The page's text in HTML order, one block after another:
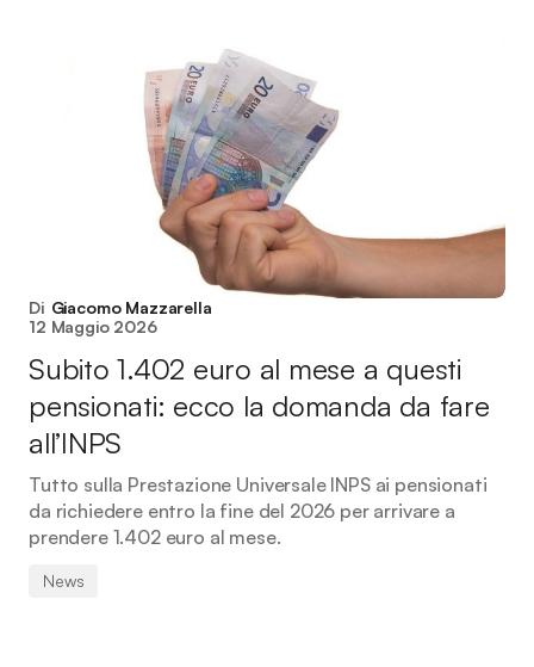
Di Giacomo Mazzarella
12 Maggio 2026
Subito 1.402 euro al mese a questi
pensionati: ecco la domanda da fare
all’INPS
Tutto sulla Prestazione Universale INPS ai pensionati
da richiedere entro la fine del 2026 per arrivare a
prendere 1.402 euro al mese.
News